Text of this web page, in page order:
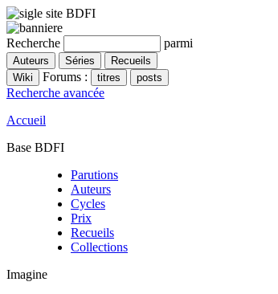
Recherche parmi
Forums :
Recherche avancée
Accueil
Base BDFI
Parutions
Auteurs
Cycles
Prix
Recueils
Collections
Imagine